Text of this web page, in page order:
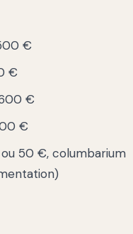
€
€
€
€
50 €, columbarium